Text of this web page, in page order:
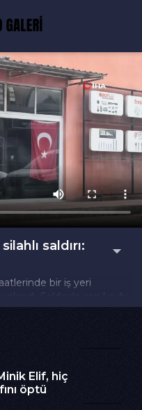
saldırı:
bir iş yeri
Saldırıda can kaybı
hasar oluştu.
Elif, hiç
öptü